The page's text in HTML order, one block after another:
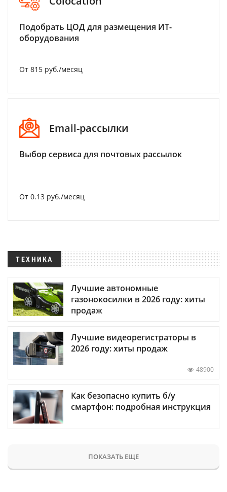
Подобрать ЦОД для размещения ИТ-
оборудования
От 815 руб./месяц
Email-рассылки
Выбор сервиса для почтовых рассылок
От 0.13 руб./месяц
ТЕХНИКА
Лучшие автономные
газонокосилки в 2026 году: хиты
продаж
Лучшие видеорегистраторы в
2026 году: хиты продаж
48900
Как безопасно купить б/у
смартфон: подробная инструкция
ПОКАЗАТЬ ЕЩЕ